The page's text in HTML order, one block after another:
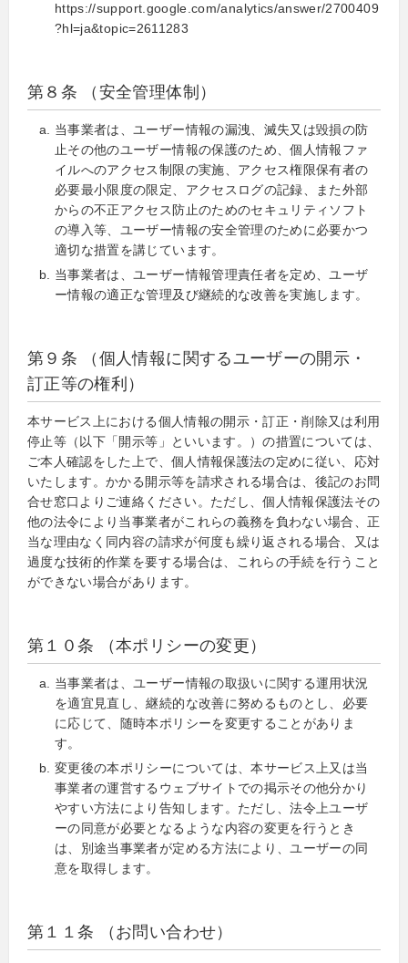
https://support.google.com/analytics/answer/2700409
?hl=ja&topic=2611283
第８条 （安全管理体制）
当事業者は、ユーザー情報の漏洩、滅失又は毀損の防
止その他のユーザー情報の保護のため、個人情報ファ
イルへのアクセス制限の実施、アクセス権限保有者の
必要最小限度の限定、アクセスログの記録、また外部
からの不正アクセス防止のためのセキュリティソフト
の導入等、ユーザー情報の安全管理のために必要かつ
適切な措置を講じています。
当事業者は、ユーザー情報管理責任者を定め、ユーザ
ー情報の適正な管理及び継続的な改善を実施します。
第９条 （個人情報に関するユーザーの開示・
訂正等の権利）
本サービス上における個人情報の開示・訂正・削除又は利用
停止等（以下「開示等」といいます。）の措置については、
ご本人確認をした上で、個人情報保護法の定めに従い、応対
いたします。かかる開示等を請求される場合は、後記のお問
合せ窓口よりご連絡ください。ただし、個人情報保護法その
他の法令により当事業者がこれらの義務を負わない場合、正
当な理由なく同内容の請求が何度も繰り返される場合、又は
過度な技術的作業を要する場合は、これらの手続を行うこと
ができない場合があります。
第１０条 （本ポリシーの変更）
当事業者は、ユーザー情報の取扱いに関する運用状況
を適宜見直し、継続的な改善に努めるものとし、必要
に応じて、随時本ポリシーを変更することがありま
す。
変更後の本ポリシーについては、本サービス上又は当
事業者の運営するウェブサイトでの掲示その他分かり
やすい方法により告知します。ただし、法令上ユーザ
ーの同意が必要となるような内容の変更を行うとき
は、別途当事業者が定める方法により、ユーザーの同
意を取得します。
第１１条 （お問い合わせ）